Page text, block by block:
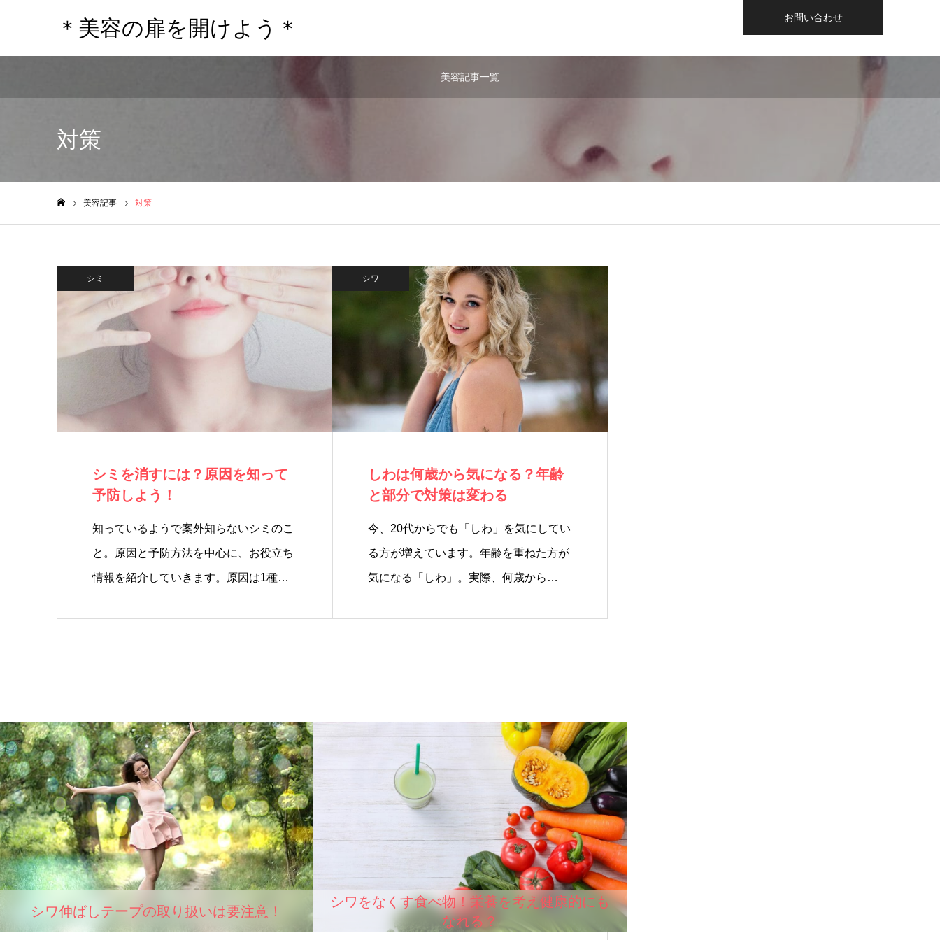
＊美容の扉を開けよう＊ お問い合わせ
美容記事一覧
対策
美容記事 対策
シミ
シミを消すには？原因を知って
予防しよう！
知っているようで案外知らないシミのこ
と。原因と予防方法を中心に、お役立ち
情報を紹介していきます。原因は1種…
シワ
しわは何歳から気になる？年齢
と部分で対策は変わる
今、20代からでも「しわ」を気にしてい
る方が増えています。年齢を重ねた方が
気になる「しわ」。実際、何歳から…
シワ伸ばしテープの取り扱いは要注意！
シワをなくす食べ物！栄養を考え健康的にも
なれる？